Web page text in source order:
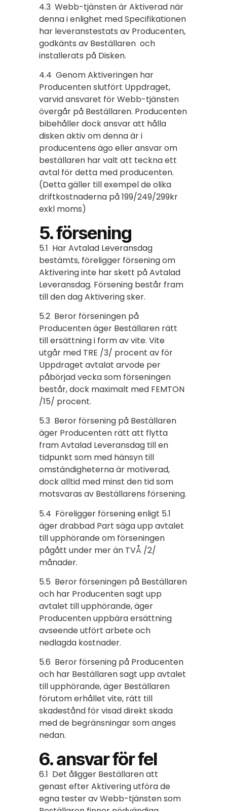
4.3 Webb-tjänsten är Aktiverad när
denna i enlighet med Specifikationen
har leveranstestats av Producenten,
godkänts av Beställaren och
installerats på Disken.
4.4 Genom Aktiveringen har
Producenten slutfört Uppdraget,
varvid ansvaret för Webb-tjänsten
övergår på Beställaren. Producenten
bibehåller dock ansvar att hålla
disken aktiv om denna är i
producentens ägo eller ansvar om
beställaren har valt att teckna ett
avtal för detta med producenten.
(Detta gäller till exempel de olika
driftkostnaderna på 199/249/299kr
exkl moms)
5. försening
5.1 Har Avtalad Leveransdag
bestämts, föreligger försening om
Aktivering inte har skett på Avtalad
Leveransdag. Försening består fram
till den dag Aktivering sker.
5.2 Beror förseningen på
Producenten äger Beställaren rätt
till ersättning i form av vite. Vite
utgår med TRE /3/ procent av för
Uppdraget avtalat arvode per
påbörjad vecka som förseningen
består, dock maximalt med FEMTON
/15/ procent.
5.3 Beror försening på Beställaren
äger Producenten rätt att flytta
fram Avtalad Leveransdag till en
tidpunkt som med hänsyn till
omständigheterna är motiverad,
dock alltid med minst den tid som
motsvaras av Beställarens försening.
5.4 Föreligger försening enligt 5.1
äger drabbad Part säga upp avtalet
till upphörande om förseningen
pågått under mer än TVÅ /2/
månader.
5.5 Beror förseningen på Beställaren
och har Producenten sagt upp
avtalet till upphörande, äger
Producenten uppbära ersättning
avseende utfört arbete och
nedlagda kostnader.
5.6 Beror försening på Producenten
och har Beställaren sagt upp avtalet
till upphörande, äger Beställaren
förutom erhållet vite, rätt till
skadestånd för visad direkt skada
med de begränsningar som anges
nedan.
6. ansvar för fel
6.1 Det åligger Beställaren att
genast efter Aktivering utföra de
egna tester av Webb-tjänsten som